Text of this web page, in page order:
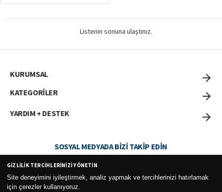
Listenin sonuna ulaştınız.
KURUMSAL
KATEGORİLER
YARDIM + DESTEK
SOSYAL MEDYADA BIZI TAKIP EDIN
GIZLILIK TERCIHLERINIZI YÖNETIN
Site deneyimini iyileştirmek, analiz yapmak ve tercihlerinizi hatırlamak
için çerezler kullanıyoruz.